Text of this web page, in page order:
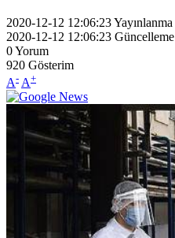
2020-12-12 12:06:23Yayınlanma
2020-12-12 12:06:23 Güncelleme
0Yorum
920 Gösterim
A- A+